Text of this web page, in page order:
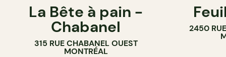
CAFÉ
PÂTISSERIE
BOULANGERIE
La Bête à pain -
Chabanel
315 RUE CHABANEL OUEST
MONTRÉAL
PÂTISSERIE
2450